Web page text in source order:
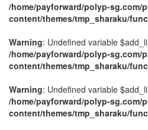
/home/payforward/polyp-sg.com/
content/themes/tmp_sharaku/
Warning: Undefined variable
/home/payforward/polyp-sg.com/
content/themes/tmp_sharaku/
Warning: Undefined variable
/home/payforward/polyp-sg.com/
content/themes/tmp_sharaku/